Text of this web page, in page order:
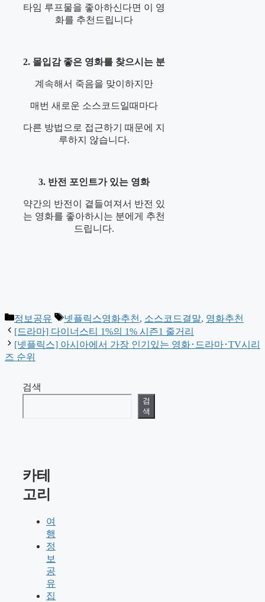
타임 루프물을 좋아하신다면 이 영
화를 추천드립니다
2. 몰입감 좋은 영화를 찾으시는 분
계속해서 죽음을 맞이하지만
매번 새로운 소스코드일때마다
다른 방법으로 접근하기 때문에 지
루하지 않습니다.
3. 반전 포인트가 있는 영화
약간의 반전이 곁들여져서 반전 있
는 영화를 좋아하시는 분에게 추천
드립니다.
카
테
고
리
정보공유
태
그
넷플릭스영화추천 , 소스코드결말, 영화추천
[드라마] 다이너스티 1%의 1% 시즌1 줄거리
[넷플릭스] 아시아에서 가장 인기있는 영화･드라마･TV시리
즈 순위
검색
검
색
카테
고리
여
행
정
보
공
유
집